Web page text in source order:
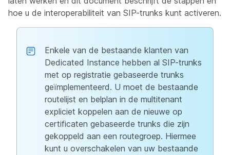
hoe u de interoperabiliteit van SIP-trunks kunt activeren.
Enkele van de bestaande klanten van
Dedicated Instance hebben al SIP-trunks
met op registratie gebaseerde trunks
geïmplementeerd. U moet de bestaande
routelijst en belplan in de multitenant
expliciet koppelen aan de nieuwe op
certificaten gebaseerde trunks die zijn
gekoppeld aan een routegroep. Hiermee
kunt u overschakelen van uw bestaande